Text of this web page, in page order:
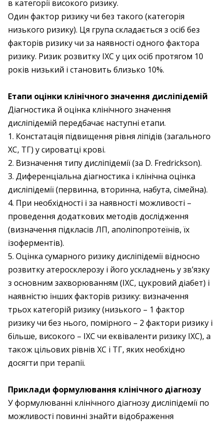
в категорії високого ризику.
Один фактор ризику чи без такого (категорія
низького ризику). Ця група складається з осіб без
факторів ризику чи за наявності одного фактора
ризику. Ризик розвитку ІХС у цих осіб протягом 10
років низький і становить близько 10%.
Етапи оцінки клінічного значення дисліпідемій
Діагностика й оцінка клінічного значення
дисліпідемій передбачає наступні етапи.
1. Констатація підвищення рівня ліпідів (загального
ХС, ТГ) у сироватці крові.
2. Визначення типу дисліпідемії (за D. Fredrickson).
3. Диференціальна діагностика і клінічна оцінка
дисліпідемії (первинна, вторинна, набута, сімейна).
4. При необхідності і за наявності можливості –
проведення додаткових методів дослідження
(визначення підкласів ЛП, аполіпопротеїнів, їх
ізоферментів).
5. Оцінка сумарного ризику дисліпідемії відносно
розвитку атеросклерозу і його ускладнень у зв’язку
з основним захворюванням (ІХС, цукровий діабет) і
наявністю інших факторів ризику: визначення
трьох категорій ризику (низького – 1 фактор
ризику чи без нього, помірного – 2 фактори ризику і
більше, високого – ІХС чи еквіваленти ризику ІХС), а
також цільових рівнів ХС і ТГ, яких необхідно
досягти при терапії.
Приклади формулювання клінічного діагнозу
У формулюванні клінічного діагнозу дисліпідемії по
можливості повинні знайти відображення